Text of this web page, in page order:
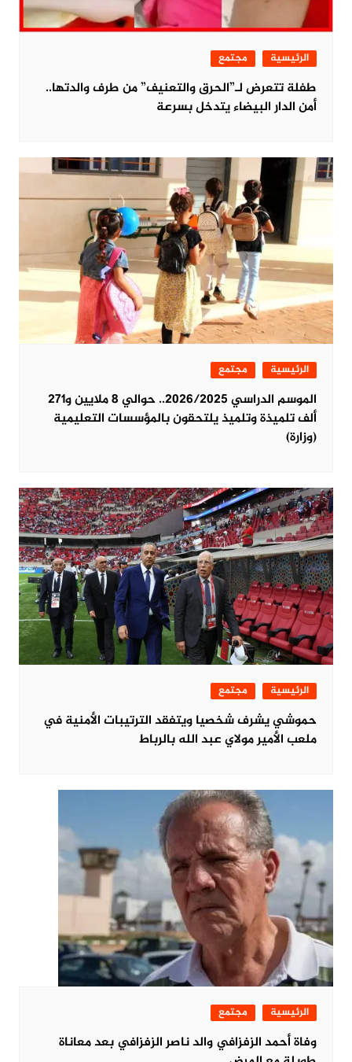
الرئيسية مجتمع
طفلة تتعرض لـ”الحرق والتعنيف” من طرف والدتها..
أمن الدار البيضاء يتدخل بسرعة
الرئيسية مجتمع
الموسم الدراسي 2026/2025.. حوالي 8 ملايين و271
ألف تلميذة وتلميذ يلتحقون بالمؤسسات التعليمية
(وزارة)
الرئيسية مجتمع
حموشي يشرف شخصيا ويتفقد الترتيبات الأمنية في
ملعب الأمير مولاي عبد الله بالرباط
الرئيسية مجتمع
وفاة أحمد الزفزافي والد ناصر الزفزافي بعد معاناة